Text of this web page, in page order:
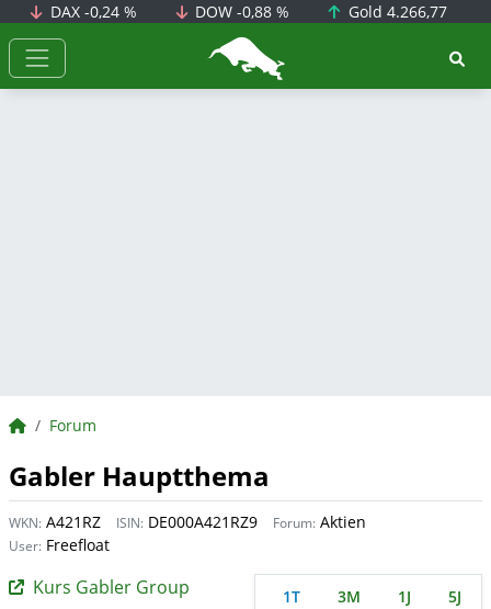
DAX -0,24 % DOW-0,88 % Gold 4.266,77
BörsenNEWS.de
BörsenNEWS.de
Forum
Gabler Hauptthema
WKN: A421RZ ISIN: DE000A421RZ9 Forum: Aktien
User: Freefloat
Kurs Gabler Group 1T 3M 1J 5J